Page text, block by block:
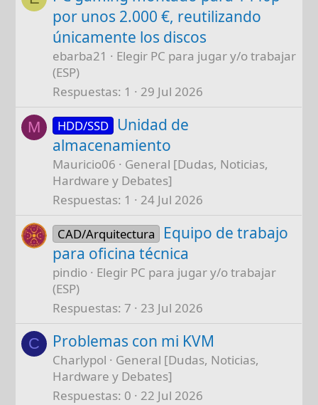
por unos 2.000 €, reutilizando
únicamente los discos
ebarba21
Elegir PC para jugar y/o trabajar
(ESP)
Respuestas 1 29 Jul 2026
M HDD/SSD Unidad de
almacenamiento
Mauricio06
General [Dudas, Noticias,
Hardware y Debates]
Respuestas 1 24 Jul 2026
CAD/Arquitectura
Equipo de trabajo
para oficina técnica
pindio
Elegir PC para jugar y/o trabajar
(ESP)
Respuestas 7 23 Jul 2026
C Problemas con mi KVM
Charlypol
General [Dudas, Noticias,
Hardware y Debates]
Respuestas 0 22 Jul 2026